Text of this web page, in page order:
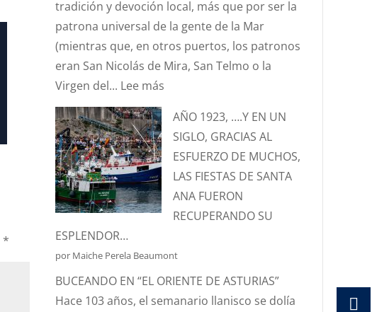
*
tradición y devoción local, más que por ser la
patrona universal de la gente de la Mar
(mientras que, en otros puertos, los patronos
eran San Nicolás de Mira, San Telmo o la
Virgen del... Lee más
ANA.
PATRONA
PROTECTORA
DE
NUESTRA
AÑO 1923, ….Y EN UN
SIGLO, GRACIAS AL
ESFUERZO DE MUCHOS,
LAS FIESTAS DE SANTA
ANA FUERON
RECUPERANDO SU
ESPLENDOR…
por Maiche Perela Beaumont
BUCEANDO EN “EL ORIENTE DE ASTURIAS”
Hace 103 años, el semanario llanisco se dolía